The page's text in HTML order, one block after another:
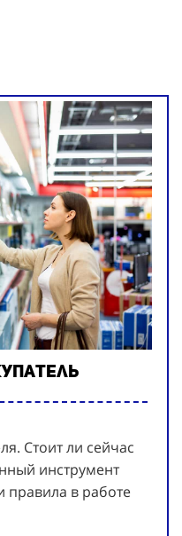
Стоит ли сейчас
инструмент
правила в работе